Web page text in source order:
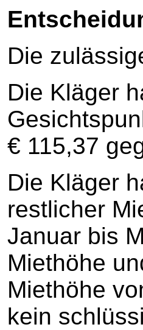
Die
Die Kläger
€ 115,37
Die Kläger
restlicher
Januar bis
Miethöhe
Miethöhe
kein